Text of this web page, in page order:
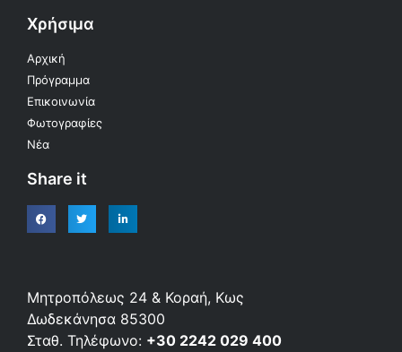
Χρήσιμα
Αρχική
Πρόγραμμα
Επικοινωνία
Φωτογραφίες
Νέα
Share it
Μητροπόλεως 24 & Κοραή, Κως
Δωδεκάνησα 85300
Σταθ. Τηλέφωνο: +30 2242 029 400